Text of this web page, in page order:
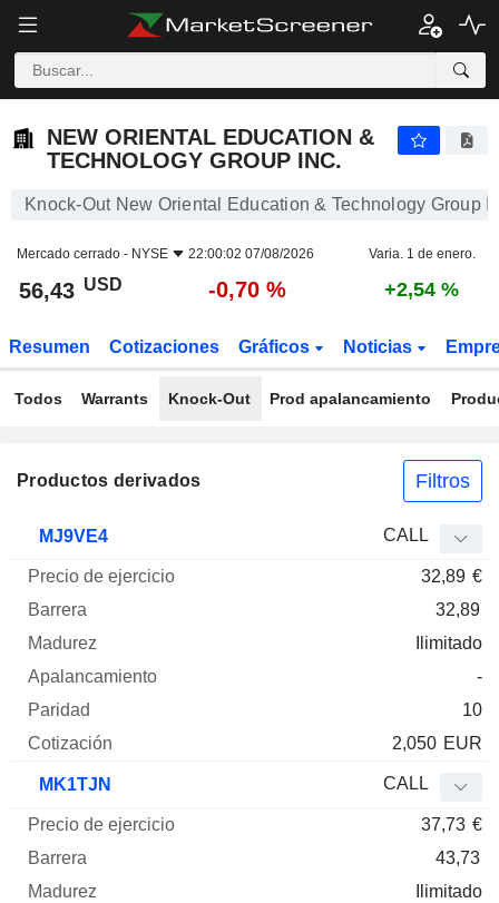
NEW ORIENTAL EDUCATION &
TECHNOLOGY GROUP INC.
Knock-Out New Oriental Education & Technology Group
Mercado cerrado - NYSE 22:00:02 07/08/2026 Varia. 1 de enero.
56,43 USD -0,70 % +2,54 %
Resumen Cotizaciones Gráficos Noticias
Todos Warrants Knock-Out Prod apalancamiento
Productos derivados Filtros
Mnemo
ejercicio
Elasticidad
MJ9VE4 CALL
32,89 €
32,89
Ilimitado
-
10
2,050 EUR
MK1TJN CALL
37,73 €
43,73
Ilimitado